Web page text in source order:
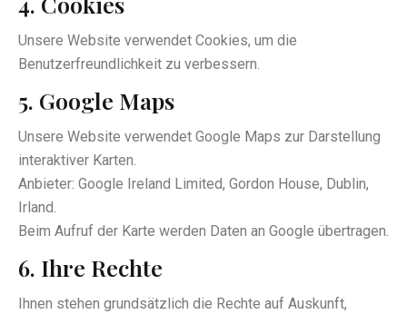
Unsere Website verwendet Cookies, um die
Benutzerfreundlichkeit zu verbessern.
5. Google Maps
Unsere Website verwendet Google Maps zur Darstellung
interaktiver Karten.
Anbieter: Google Ireland Limited, Gordon House, Dublin,
Irland.
Beim Aufruf der Karte werden Daten an Google übertragen.
6. Ihre Rechte
Ihnen stehen grundsätzlich die Rechte auf Auskunft,